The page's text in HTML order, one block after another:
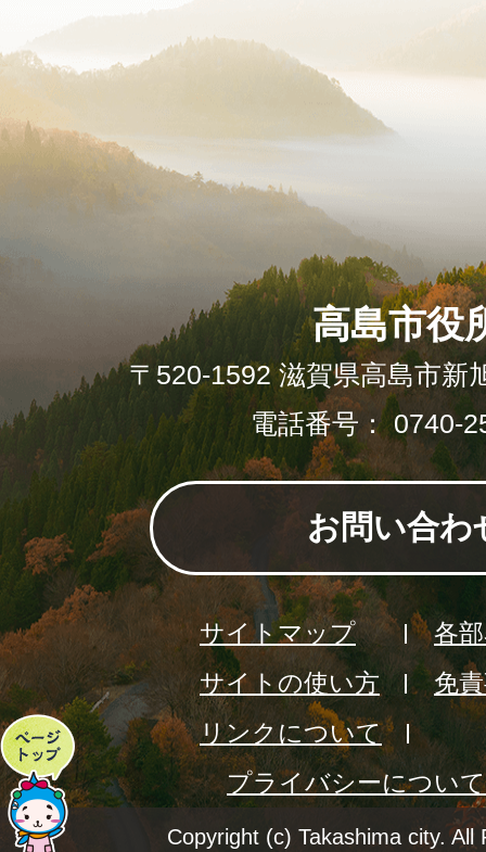
ペ
ー
ジ
高島市役
〒520-1592 滋賀県高島市新
電話番号： 0740-
お問い合わ
サイトマップ
各
サイトの使い方
免
リンクについて
プライバシーについて
Copyright (c) Takashima city. All